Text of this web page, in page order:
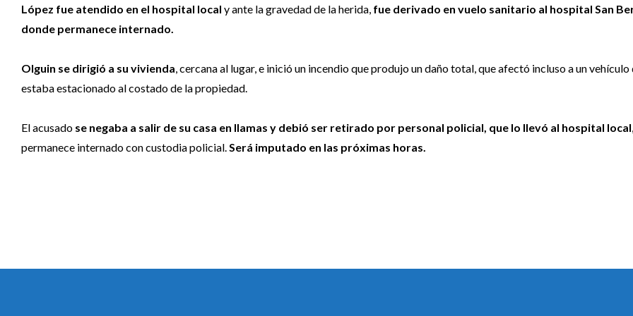
López fue atendido en el hospital local y ante la gravedad de la herida, fue derivado en vuelo sanitario al hospital San
donde permanece internado.
Olguin se dirigió a su vivienda , cercana al lugar, e inició un incendio que produjo un daño total, que afectó incluso a un vehículo
estaba estacionado al costado de la propiedad.
El acusado se negaba a salir de su casa en llamas y debió ser retirado por personal policial, que lo llevó al hospital local
permanece internado con custodia policial. Será imputado en las próximas horas.